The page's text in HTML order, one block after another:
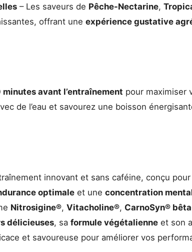
– Les saveurs de Pêche-Nectarine,
offrant une expérience gustative
minutes avant l’entraînement pour maximiser
de l’eau et savourez une boisson
innovant et sans caféine, conçu
optimale et une concentration
Nitrosigine®, Vitacholine®, CarnoSyn®
délicieuses, sa formule végétalienne et son
et savoureuse pour améliorer vos